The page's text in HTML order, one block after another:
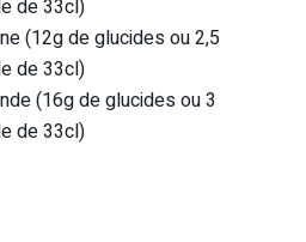
de 33cl)
(12g de glucides ou 2,5
de 33cl)
(16g de glucides ou 3
de 33cl)